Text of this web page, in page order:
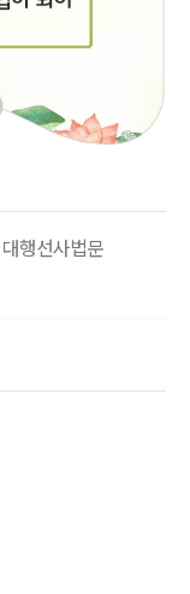
행선사법문